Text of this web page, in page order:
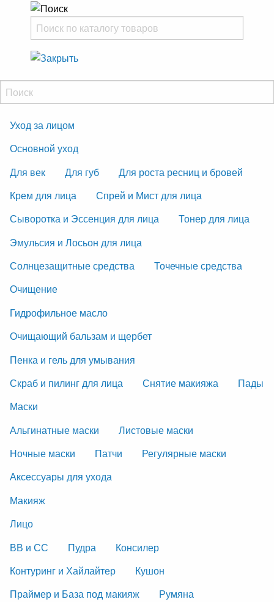
Уход за лицом
Основной уход
Для век
Для губ
Для роста ресниц и бровей
Крем для лица
Спрей и Мист для лица
Сыворотка и Эссенция для лица
Тонер для лица
Эмульсия и Лосьон для лица
Солнцезащитные средства
Точечные средства
Очищение
Гидрофильное масло
Очищающий бальзам и щербет
Пенка и гель для умывания
Скраб и пилинг для лица
Снятие макияжа
Пады
Маски
Альгинатные маски
Листовые маски
Ночные маски
Патчи
Регулярные маски
Аксессуары для ухода
Макияж
Лицо
ВВ и СС
Пудра
Консилер
Контуринг и Хайлайтер
Кушон
Праймер и База под макияж
Румяна